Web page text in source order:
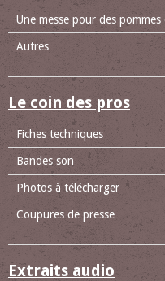
Une messe pour des
Autres
Le coin des pros
Fiches techniques
Bandes son
Photos à télécharger
Coupures de presse
Extraits audio